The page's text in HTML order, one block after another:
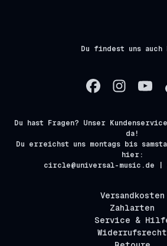
Du findest uns auch
Du hast Fragen? Unser
da!
Du erreichst uns montags bis
hier:
circle@universal-music.de |
Versandkosten
Zahlarten
Service &
Widerrufsrecht